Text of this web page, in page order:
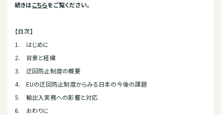
続きはこちらをご覧ください。
【目次】
1. はじめに
2. 背景と経緯
3. 迂回防止制度の概要
4. EUの迂回防止制度からみる日本の今後の課題
5. 輸出入実務への影響と対応
6. おわりに